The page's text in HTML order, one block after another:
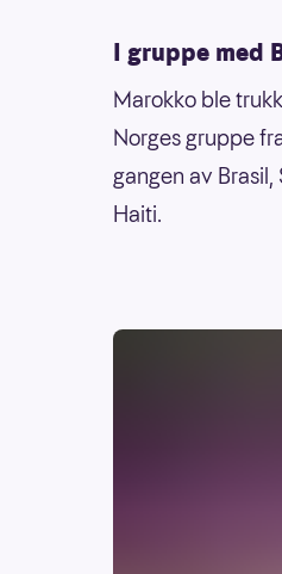
I gruppe med
Marokko ble
Norges gruppe
gangen av
Haiti.